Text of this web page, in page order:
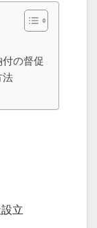
の督促
法
立